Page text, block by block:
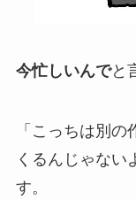
今忙しいんでと
「こっちは別
くるんじゃない
す。